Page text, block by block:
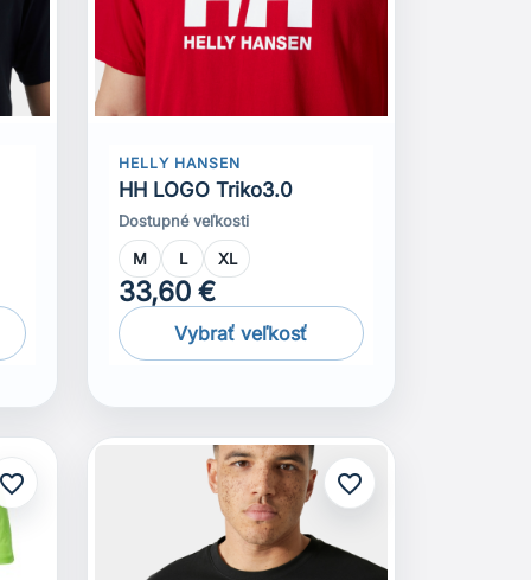
HELLY HANSEN
HH LOGO Triko3.0
Dostupné veľkosti
M L XL
33,60 €
Vybrať veľkosť
favorite_border